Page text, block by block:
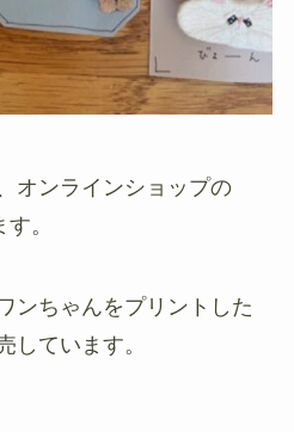
オンラインショップの
。
ンちゃんをプリントした
しています。